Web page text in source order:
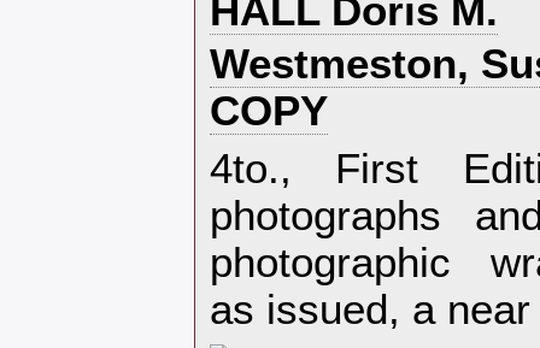
‎HALL Doris M.‎
‎Westmeston,
COPY‎
‎4to., First
photographs
photographic
as issued, a